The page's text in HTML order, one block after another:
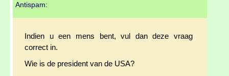
Antispam:
Indien u een mens bent, vul dan deze vraag
correct in.
Wie is de president van de USA?